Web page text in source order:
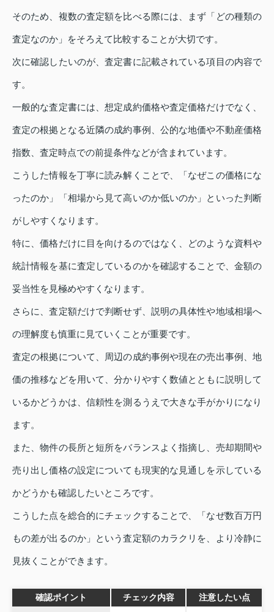
そのため、複数の査定額を比べる際には、まず「どの種類の
査定なのか」をそろえて比較することが大切です。
次に確認したいのが、査定書に記載されている項目の内容で
す。
一般的な査定書には、想定成約価格や査定価格だけでなく、
査定の根拠となる近隣の成約事例、公的な地価や不動産価格
指数、査定時点での前提条件などが含まれています。
こうした情報を丁寧に読み解くことで、「なぜこの価格にな
ったのか」「相場から見て高いのか低いのか」といった判断
がしやすくなります。
特に、価格だけに目を向けるのではなく、どのような資料や
統計情報を基に査定しているのかを確認することで、金額の
妥当性を見極めやすくなります。
さらに、査定額だけで判断せず、説明の具体性や地域相場へ
の理解度も慎重に見ていくことが重要です。
査定の根拠について、周辺の成約事例や現在の売出事例、地
価の推移などを用いて、分かりやすく数値とともに説明して
いるかどうかは、信頼性を測るうえで大きな手がかりになり
ます。
また、物件の長所と短所をバランスよく指摘し、売却期間や
売り出し価格の設定についても現実的な見通しを示している
かどうかも確認したいところです。
こうした点を総合的にチェックすることで、「なぜ数百万円
もの差が出るのか」という査定額のカラクリを、より冷静に
見抜くことができます。
確認ポイント チェック内容 注意したい点